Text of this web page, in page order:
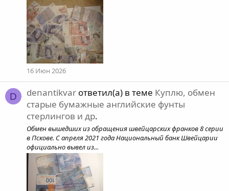
16 Июн 2026
D denantikvar ответил(а) в теме Куплю, обмен
старые бумажные английские фунты
стерлингов и др.
Обмен вышедших из обращения швейцарских франков 8 серии
в Пскове. С апреля 2021 года Национальный банк Швейцарии
официально вывел из...